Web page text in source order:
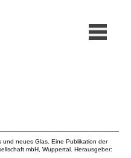
und neues Glas. Eine Publikation der
mbH , Wuppertal. Herausgeber: